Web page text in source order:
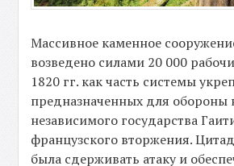
Массивное каменное
возведено силами 20 000
1820 гг. как часть системы
предназначенных для обороны
независимого государства
французского вторжения.
была сдерживать атаку и